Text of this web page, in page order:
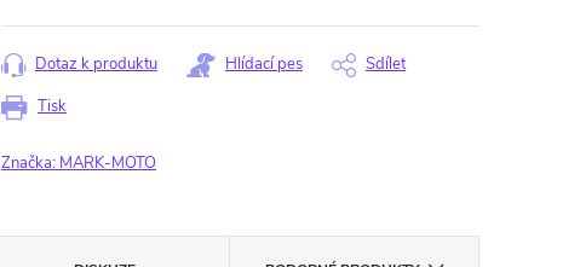
Tisk
Dotaz k produktu Hlídací pes Sdílet
Značka: MARK-MOTO